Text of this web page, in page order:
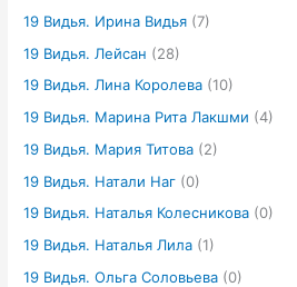
19 Видья. Ирина Видья (7)
19 Видья. Лейсан (28)
19 Видья. Лина Королева (10)
19 Видья. Марина Рита Лакшми (4)
19 Видья. Мария Титова (2)
19 Видья. Натали Наг (0)
19 Видья. Наталья Колесникова (0)
19 Видья. Наталья Лила (1)
19 Видья. Ольга Соловьева (0)